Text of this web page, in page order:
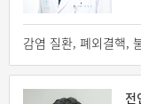
감염 질환, 폐외결핵,
전